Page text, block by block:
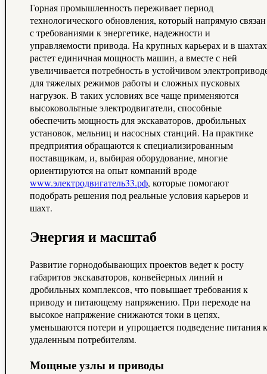
Горная промышленность переживает период
технологического обновления, который напрямую связан
с требованиями к энергетике, надежности и
управляемости привода. На крупных карьерах и в шахтах
растет единичная мощность машин, а вместе с ней
увеличивается потребность в устойчивом
для тяжелых режимов работы и сложных пусковых
нагрузок. В таких условиях все чаще применяются
высоковольтные электродвигатели, способные
обеспечить мощность для экскаваторов, дробильных
установок, мельниц и насосных станций. На практике
предприятия обращаются к специализированным
поставщикам, и, выбирая оборудование, многие
ориентируются на опыт компаний вроде
www.электродвигатель33.рф, которые помогают
подобрать решения под реальные условия карьеров и
шахт.
Энергия и масштаб
Развитие горнодобывающих проектов ведет к росту
габаритов экскаваторов, конвейерных линий и
дробильных комплексов, что повышает требования к
приводу и питающему напряжению. При переходе на
высокое напряжение снижаются токи в цепях,
уменьшаются потери и упрощается подведение питания к
удаленным потребителям.
Мощные узлы и приводы